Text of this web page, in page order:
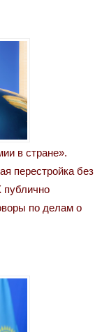
в стране».
перестройка без
публично
по делам о